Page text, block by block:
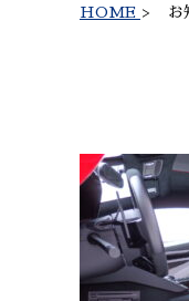
HOME > お